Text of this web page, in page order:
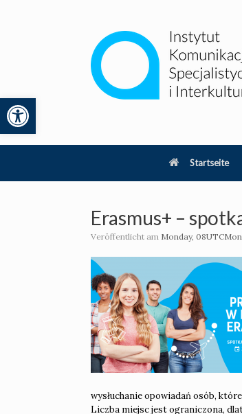
Werkzeugleiste öffnen
Startseite
Erasmus+ –
Veröffentlicht am Monday,
wysłuchanie opowiadań osób,
Liczba miejsc jest ograniczona,